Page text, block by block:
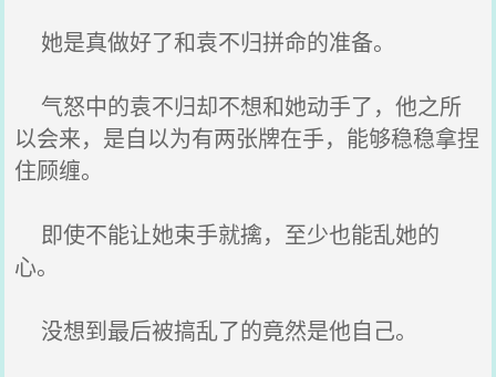
她是真做好了和袁不归拼命的准备。
气怒中的袁不归却不想和她动手了，他之所
以会来，是自以为有两张牌在手，能够稳稳拿捏
住顾缠。
即使不能让她束手就擒，至少也能乱她的
心。
没想到最后被搞乱了的竟然是他自己。